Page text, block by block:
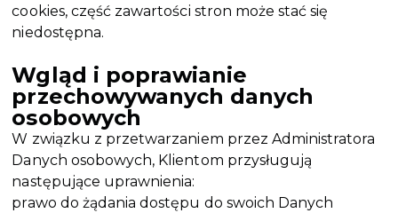
cookies, część zawartości stron może stać się
niedostępna.
Wgląd i poprawianie
przechowywanych danych
osobowych
W związku z przetwarzaniem przez Administratora
Danych osobowych, Klientom przysługują
następujące uprawnienia:
prawo do żądania dostępu do swoich Danych